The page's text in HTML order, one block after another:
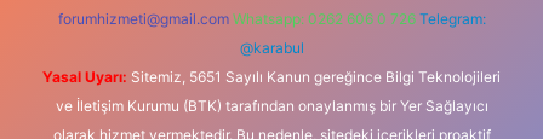
forumhizmeti@gmail.com Whatsapp: 0262 606 0 726 Telegram:
@karabul
Yasal Uyarı: Sitemiz, 5651 Sayılı Kanun gereğince Bilgi Teknolojileri
ve İletişim Kurumu (BTK) tarafından onaylanmış bir Yer Sağlayıcı
olarak hizmet vermektedir. Bu nedenle, sitedeki içerikleri proaktif